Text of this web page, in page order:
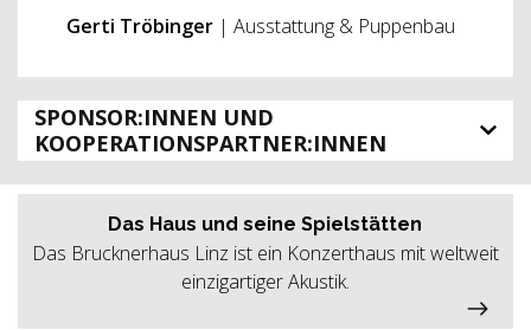
Gerti Tröbinger | Ausstattung & Puppenbau
SPONSOR:INNEN UND
KOOPERATIONSPARTNER:INNEN
Das Haus und seine Spielstätten
Das Brucknerhaus Linz ist ein Konzerthaus mit weltweit
einzigartiger Akustik.